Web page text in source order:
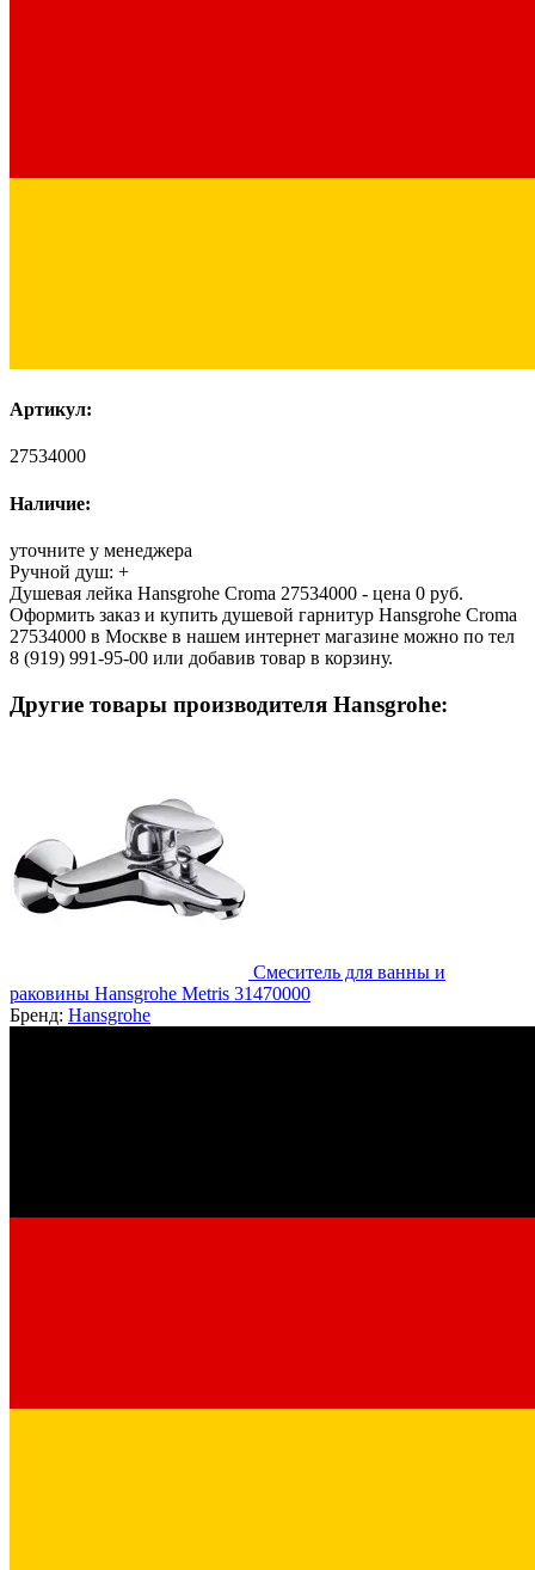
Артикул:
27534000
Наличие:
уточните у менеджера
Ручной душ: +
Душевая лейка Hansgrohe Croma 27534000 - цена 0 руб.
Оформить заказ и купить душевой гарнитур Hansgrohe Croma
27534000 в Москве в нашем интернет магазине можно по тел
8 (919) 991-95-00 или добавив товар в корзину.
Другие товары производителя Hansgrohe:
Смеситель для ванны и
раковины Hansgrohe Metris 31470000
Бренд: Hansgrohe